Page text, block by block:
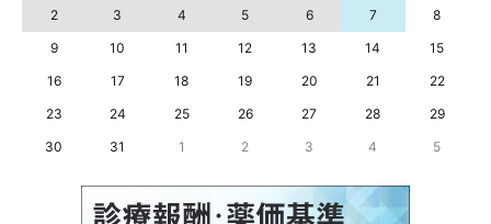
2
3 4 5 6 7
8
9
10 11 12 13 14
15
16
17 18 19 20 21
22
23
24 25 26 27 28
29
30
31 1 2 3 4 5